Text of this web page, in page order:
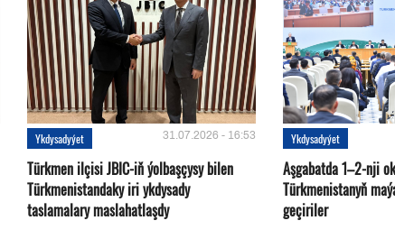
Ykdysadyýet 31.07.2026 - 16:53
Türkmen ilçisi JBIC-iň ýolbaşçysy bilen
Türkmenistandaky iri ykdysady
taslamalary maslahatlaşdy
Ykdysadyýet
Aşgabatda 1–2-nji
Türkmenistanyň
geçiriler